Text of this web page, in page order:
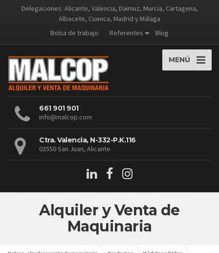
Delegaciones: Alicante, Valencia, Daimuz, Murcia, Cartagena,
Albacete, Cuenca, Madrid y Málaga
Bolsa de trabajo
Referentes Blog
MENÚ
661 901 901
info@malcop.com
Ctra. Valencia, N-332-P.K.116
03550 San Juan, Alicante
Alquiler y Venta de
Maquinaria